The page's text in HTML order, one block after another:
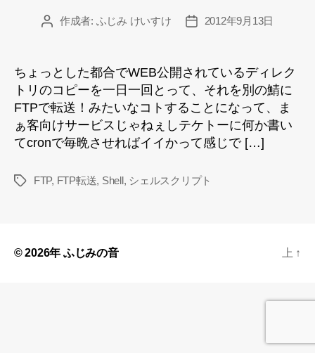
投 作成者: ふじみ けいすけ
投
2012年9月13日
ちょっとした都合でWEB公開されているディレク
トリのコピーを一日一回とって、それを別の鯖に
FTPで転送！みたいなコトすることになって、ま
ぁ客向けサービスじゃねぇしテケトーに何か書い
てcronで毎晩させればイイかって感じで […]
タ
FTP, FTP転送, Shell, シェルスクリプト
© 2026年 ふじみの音 上 ↑